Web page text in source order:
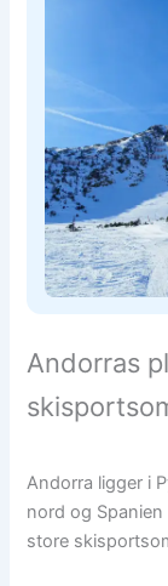
Andorras
Andorra ligger i
nord og
store